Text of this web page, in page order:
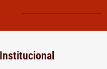
Institucional